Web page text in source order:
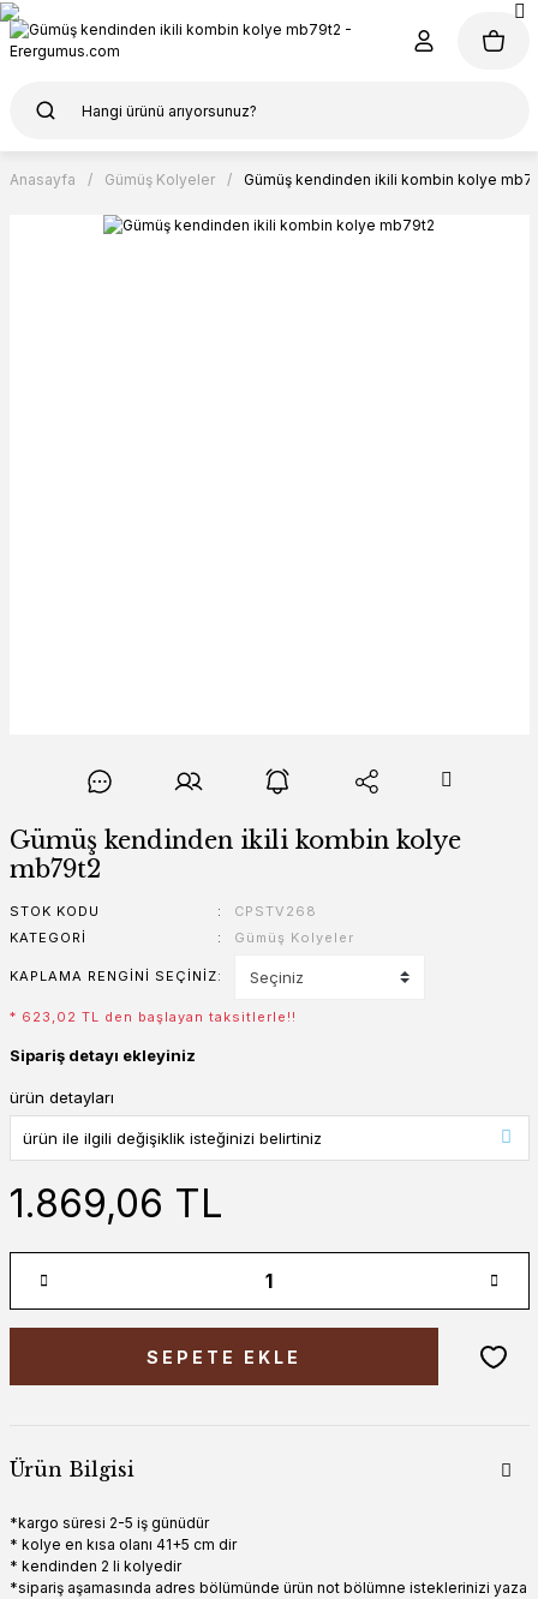
Anasayfa Gümüş Kolyeler Gümüş kendinden ikili kombin kolye
Gümüş kendinden ikili kombin kolye
mb79t2
STOK KODU
CPSTV268
KATEGORI
Gümüş Kolyeler
KAPLAMA RENGINI SEÇINIZ
* 623,02 TL den başlayan taksitlerle!!
Sipariş detayı ekleyiniz
ürün detayları
1.869,06 TL
SEPETE EKLE
Ürün Bilgisi
*kargo süresi 2-5 iş günüdür
* kolye en kısa olanı 41+5 cm dir
* kendinden 2 li kolyedir
*sipariş aşamasında adres bölümünde ürün not bölümne isteklerinizi yaza